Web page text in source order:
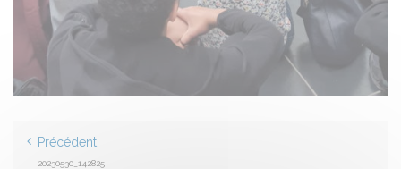
Précédent
20230530_142825